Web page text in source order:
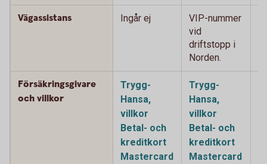
Vägassistans Ingår ej
VIP-nummer
vid
driftstopp i
Norden.
Försäkringsgivare
och villkor
Trygg-
Hansa,
villkor
Betal- och
kreditkort
Mastercard
Trygg-
Hansa,
villkor
Betal- och
kreditkort
Mastercard